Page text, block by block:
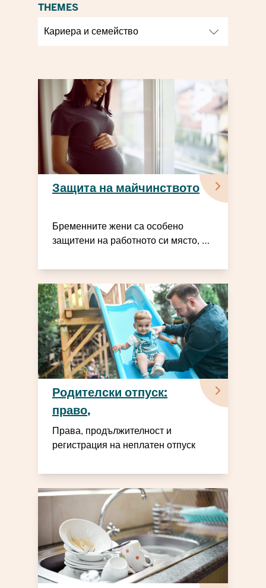
THEMES
Защита на майчинството
Бременните жени са особено
защитени на работното си място, в
обучението си
Родителски отпуск:
право,
продължителност и
регистрация
Права, продължителност и
регистрация на неплатен отпуск